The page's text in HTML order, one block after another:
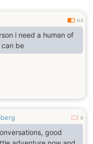
0.3
i need a human of
can be
0
good